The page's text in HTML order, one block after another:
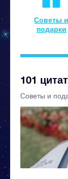
Советы и
подарки
101
Советы и